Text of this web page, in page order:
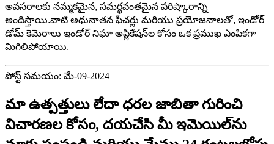
అవసరాలకు నమ్మకమైన, సమర్థవంతమైన పరిష్కారాన్ని
అందిస్తాయి.వాటి అధునాతన ఫీచర్లు మరియు ప్రయోజనాలతో, ఇండోర్
డోమ్ కెమెరాలు ఇండోర్ నిఘా అప్లికేషన్‌ల కోసం ఒక ప్రముఖ ఎంపికగా
మిగిలిపోయాయి.
పోస్ట్ సమయం: మే-09-2024
మా ఉత్పత్తులు లేదా ధరల జాబితా గురించి
విచారణల కోసం, దయచేసి మీ ఇమెయిల్‌ను